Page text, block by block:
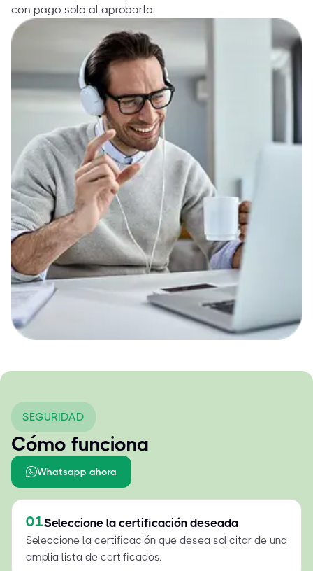
con pago solo al aprobarlo.
SEGURIDAD
Cómo funciona
Whatsapp ahora
01Seleccione la certificación deseada
Seleccione la certificación que desea solicitar de una
amplia lista de certificados.